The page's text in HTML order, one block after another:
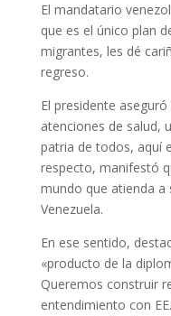
El mandatario
que es el único plan
migrantes, les dé
regreso.
El presidente
atenciones de salud,
patria de todos, aquí
respecto, manifestó
mundo que atienda
Venezuela.
En ese sentido,
«producto de la
Queremos construir
entendimiento con